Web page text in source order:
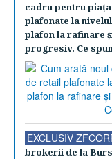
cadru pentru
plafonate la
plafon la rafinare
progresiv. Ce
EXCLUSIV
brokerii de la